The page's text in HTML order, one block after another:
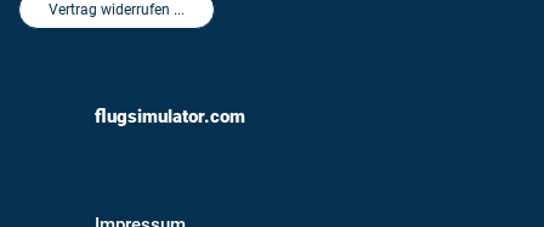
Vertrag widerrufen ...
flugsimulator.com